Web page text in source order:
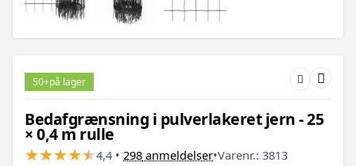
50+på lager
Bedafgrænsning i pulverlakeret jern - 25
× 0,4 m rulle
★
★★
★★
★★
★★
★4,4 • 298 anmeldelser•Varenr.: 3813